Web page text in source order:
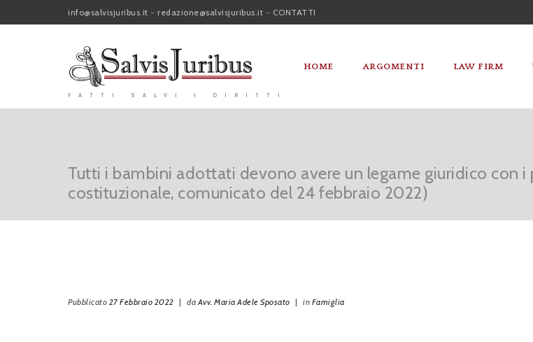
info@salvisjuribus.it - redazione@salvisjuribus.it - CONTATTI
FATTI SALVI I DIRITTI
HOME ARGOMENTI LAW FIRM
Tutti i bambini adottati devono avere un legame giuridico con
costituzionale, comunicato del 24 febbraio 2022)
Pubblicato 27 Febbraio 2022 | daAvv. Maria Adele Sposato | in Famiglia